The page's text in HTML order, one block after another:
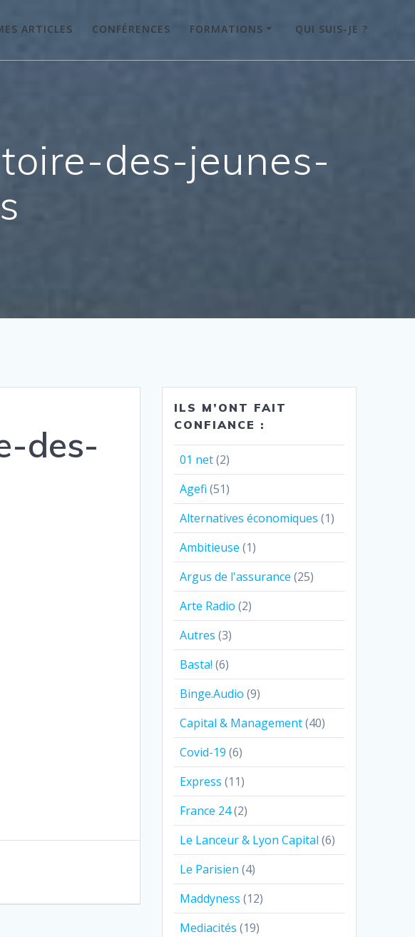
ARTICLES CONFÉRENCES FORMATIONS QUI SUIS-JE ?
des-jeunes-
des-
ILS M’ONT FAIT
CONFIANCE :
01 net(2)
Agefi (51)
Alternatives économiques (1)
Ambitieuse (1)
Argus de l'assurance (25)
Arte Radio (2)
Autres (3)
Basta! (6)
Binge.Audio (9)
Capital & Management(40)
Covid-19 (6)
Express (11)
France 24(2)
Le Lanceur & Lyon Capital (6)
Le Parisien (4)
Maddyness (12)
Mediacités (19)